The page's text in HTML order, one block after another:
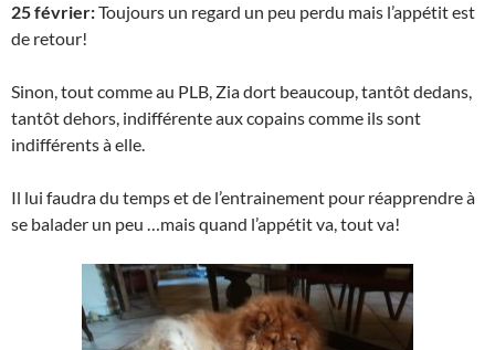
25 février:Toujours un regard un peu perdu mais l’appétit est
de retour!
Sinon, tout comme au PLB, Zia dort beaucoup, tantôt dedans,
tantôt dehors, indifférente aux copains comme ils sont
indifférents à elle.
Il lui faudra du temps et de l’entrainement pour réapprendre à
se balader un peu …mais quand l’appétit va, tout va!